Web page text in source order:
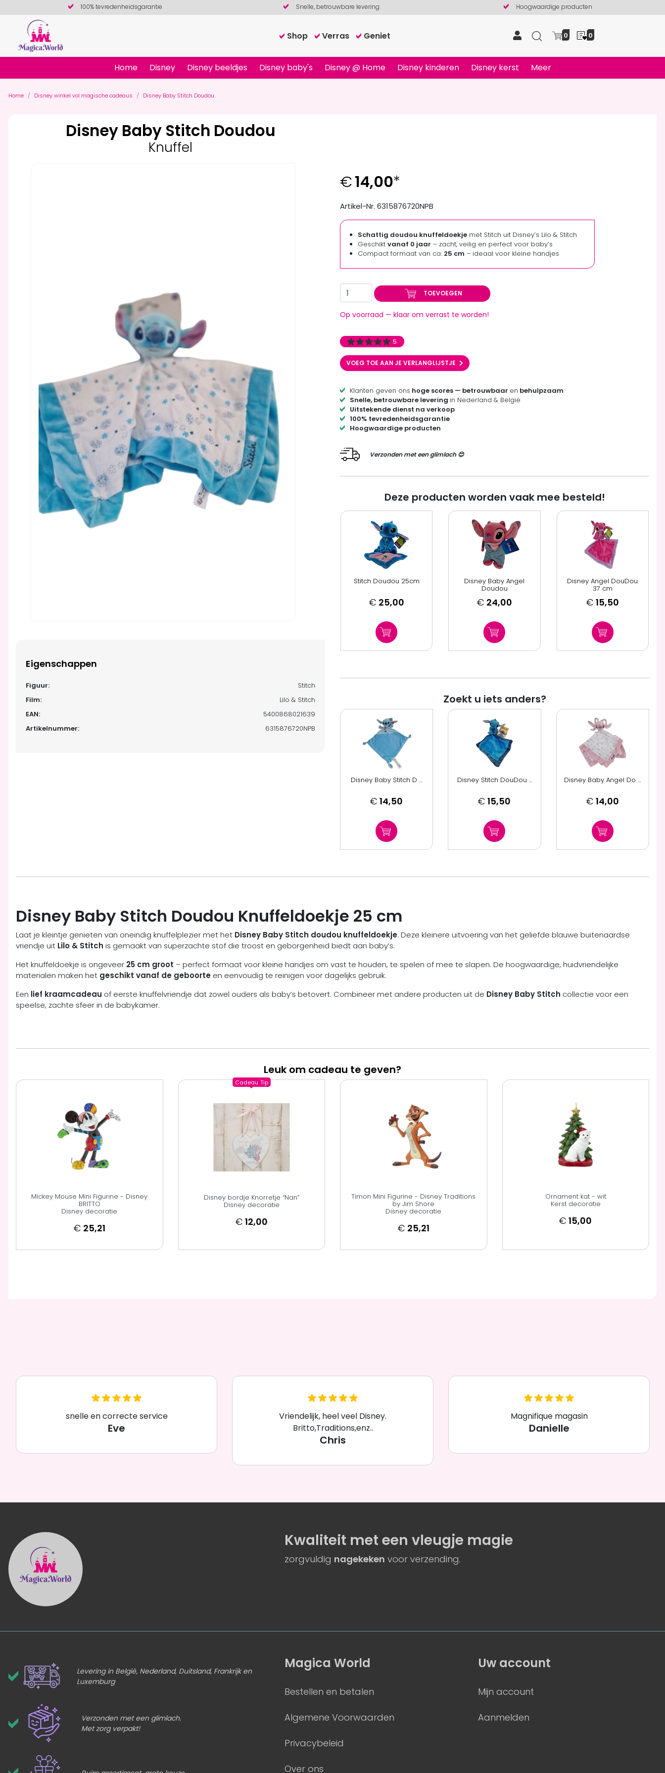
100% tevredenheidsgarantie Snelle, betrouwbare levering Hoogwaardige producten
Shop Verras Geniet 0 0
Home Disney Disney beeldjes Disney baby's Disney @ Home Disney kinderen Disney kerst Meer
Home Disney winkel vol magische cadeaus Disney Baby Stitch Doudou
Disney Baby Stitch Doudou
Knuffel
Eigenschappen
Figuur:
Stitch
Film:
Lilo & Stitch
EAN:
5400868021639
Artikelnummer:
6315876720NPB
€14,00*
Artikel-Nr. 6315876720NPB
Schattig doudou knuffeldoekje met Stitch uit Disney’s Lilo & Stitch
Geschikt vanaf 0 jaar – zacht, veilig en perfect voor baby’s
Compact formaat van ca. 25 cm – ideaal voor kleine handjes
TOEVOEGEN
Op voorraad — klaar om verrast te worden!
5
VOEG TOE AAN JE VERLANGLIJSTJE
Klanten geven ons hoge scores — betrouwbaar en behulpzaam
Snelle, betrouwbare levering in Nederland & België
Uitstekende dienst na verkoop
100% tevredenheidsgarantie
Hoogwaardige producten
Verzonden met een glimlach 😊
Deze producten worden vaak mee besteld!
Stitch Doudou 25cm
€ 25,00
Disney Baby Angel
Doudou
€ 24,00
Disney Angel DouDou
37 cm
€ 15,50
Zoekt u iets anders?
Disney Baby Stitch D ...
€ 14,50
Disney Stitch DouDou ...
€ 15,50
Disney Baby Angel Do ...
€ 14,00
Disney Baby Stitch Doudou Knuffeldoekje 25 cm
Laat je kleintje genieten van oneindig knuffelplezier met het Disney Baby Stitch doudou knuffeldoekje. Deze kleinere uitvoering van het geliefde blauwe buitenaardse
vriendje uit Lilo & Stitch is gemaakt van superzachte stof die troost en geborgenheid biedt aan baby’s.
Het knuffeldoekje is ongeveer 25 cm groot – perfect formaat voor kleine handjes om vast te houden, te spelen of mee te slapen. De hoogwaardige, huidvriendelijke
materialen maken het geschikt vanaf de geboorte en eenvoudig te reinigen voor dagelijks gebruik.
Een lief kraamcadeau of eerste knuffelvriendje dat zowel ouders als baby’s betovert. Combineer met andere producten uit de Disney Baby Stitch collectie voor een
speelse, zachte sfeer in de babykamer.
Leuk om cadeau te geven?
Mickey Mouse Mini Figurine - Disney
BRITTO
Disney decoratie
€ 25,21
Cadeau Tip
Disney bordje Knorretje “Nan”
Disney decoratie
€ 12,00
Timon Mini Figurine - Disney Traditions
by Jim Shore
Disney decoratie
€ 25,21
Ornament kat - wit
Kerst decoratie
€ 15,00
snelle en correcte service
Eve
Vriendelijk, heel veel Disney.
Britto,Traditions,enz..
Chris
Magnifique magasin
Danielle
Kwaliteit met eenvleugje magie
zorgvuldig nagekeken voor verzending.
Levering in België, Nederland, Duitsland, Frankrijk en
Luxemburg
Verzonden met een glimlach.
Met zorg verpakt!
Magica World
Bestellen en betalen
Algemene Voorwaarden
Privacybeleid
Over ons
Uw account
Mijn account
Aanmelden